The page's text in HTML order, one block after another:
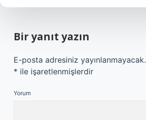
Bir yanıt yazın
E-posta adresiniz yayınlanmayacak.
* ile işaretlenmişlerdir
Yorum